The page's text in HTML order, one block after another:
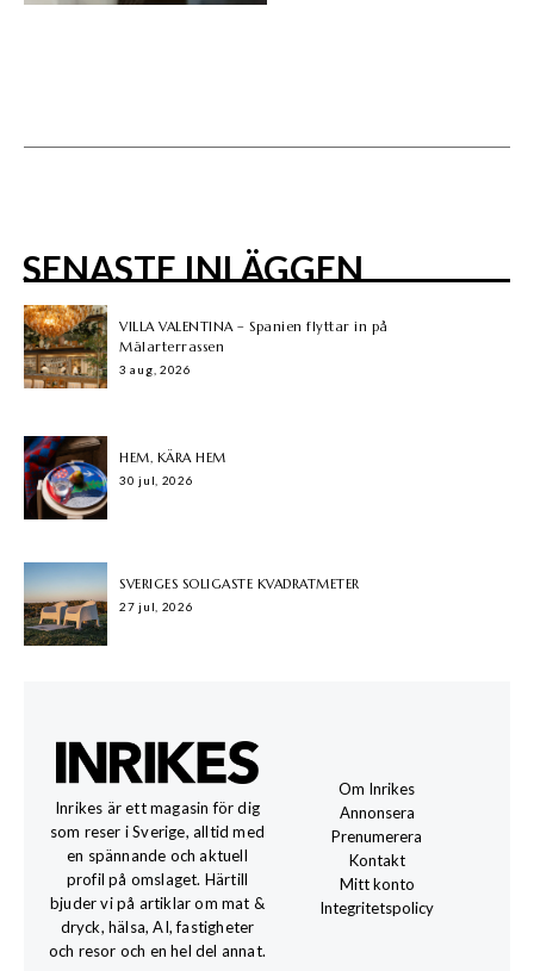
SENASTE INLÄGGEN
VILLA VALENTINA – Spanien flyttar in på
Mälarterrassen
3 aug, 2026
HEM, KÄRA HEM
30 jul, 2026
SVERIGES SOLIGASTE KVADRATMETER
27 jul, 2026
Inrikes är ett magasin för dig
som reser i Sverige, alltid med
en spännande och aktuell
profil på omslaget. Härtill
bjuder vi på artiklar om mat &
dryck, hälsa, AI, fastigheter
och resor och en hel del annat.
Om Inrikes
Annonsera
Prenumerera
Kontakt
Mitt konto
Integritetspolicy